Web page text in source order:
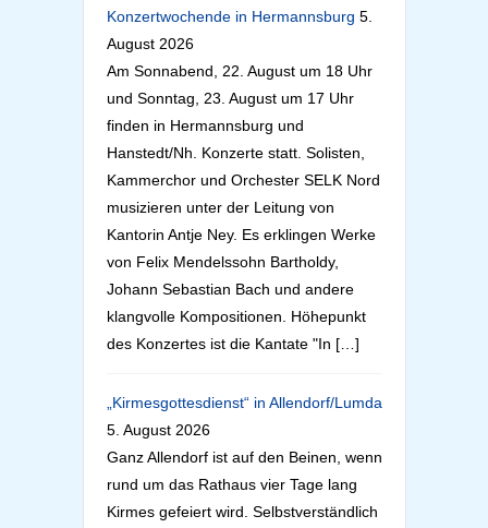
Konzertwochende in Hermannsburg 5.
August 2026
Am Sonnabend, 22. August um 18 Uhr
und Sonntag, 23. August um 17 Uhr
finden in Hermannsburg und
Hanstedt/Nh. Konzerte statt. Solisten,
Kammerchor und Orchester SELK Nord
musizieren unter der Leitung von
Kantorin Antje Ney. Es erklingen Werke
von Felix Mendelssohn Bartholdy,
Johann Sebastian Bach und andere
klangvolle Kompositionen. Höhepunkt
des Konzertes ist die Kantate "In […]
„Kirmesgottesdienst“ in Allendorf/Lumda
5. August 2026
Ganz Allendorf ist auf den Beinen, wenn
rund um das Rathaus vier Tage lang
Kirmes gefeiert wird. Selbstverständlich